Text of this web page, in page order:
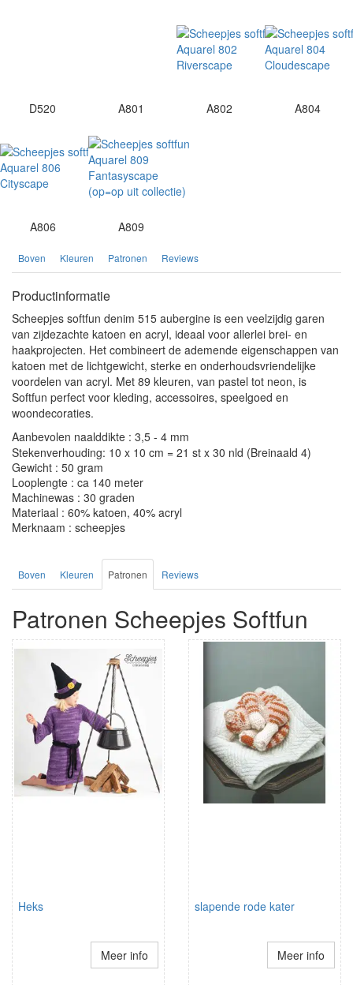
D520 A801 A802 A804
A806 A809
Boven Kleuren Patronen Reviews
Productinformatie
Scheepjes softfun denim 515 aubergine is een veelzijdig garen
van zijdezachte katoen en acryl, ideaal voor allerlei brei- en
haakprojecten. Het combineert de ademende eigenschappen van
katoen met de lichtgewicht, sterke en onderhoudsvriendelijke
voordelen van acryl. Met 89 kleuren, van pastel tot neon, is
Softfun perfect voor kleding, accessoires, speelgoed en
woondecoraties.
Aanbevolen naalddikte : 3,5 - 4 mm
Stekenverhouding: 10 x 10 cm = 21 st x 30 nld (Breinaald 4)
Gewicht : 50 gram
Looplengte : ca 140 meter
Machinewas : 30 graden
Materiaal : 60% katoen, 40% acryl
Merknaam : scheepjes
Boven Kleuren Patronen Reviews
Patronen Scheepjes Softfun
Heks
Meer info
slapende rode kater
Meer info